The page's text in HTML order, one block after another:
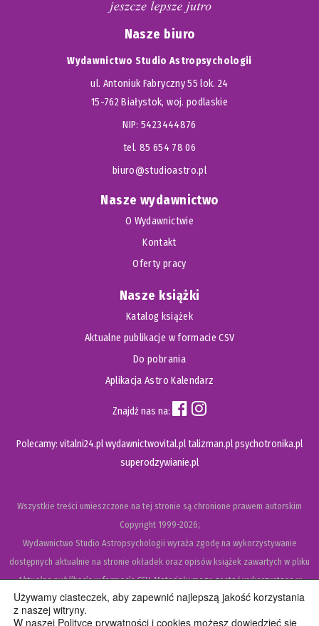
Nasze biuro
Wydawnictwo Studio Astropsychologii
ul. Antoniuk Fabryczny 55 lok. 24
15-762 Białystok, woj. podlaskie
NIP: 5423444876
tel. 85 654 78 06
biuro@studioastro.pl
Nasze wydawnictwo
O Wydawnictwie
Kontakt
Oferty pracy
Nasze książki
Katalog książek
Aktualne publikacje w formacie CSV
Do pobrania
Aplikacja Astro Kalendarz
Znajdź nas na:
Polecamy: vitalni24.plwydawnictwovital.pltalizman.plpsychotronika.pl
superodzywianie.pl
Wszystkie treści umieszczone na tej stronie są chronione prawem autorskim
Copyright1999-2026;
Wydawnictwo Studio Astropsychologii wyraża zgodę na wykorzystywanie
dostępnych aktualnie na stronie okładek oraz opisów książek zawartych w pliku
Aktualne publikacje w formacie CSV. Materiały mogą zostać wykorzystane w
recenzjach książek, katalogach internetowych, bibliotecznych (OPAC) oraz
materiałach promujących legalną dystrybucję książek. Usunięcie materiału z ww.
Używamy ciasteczek, aby zapewnić najlepszą jakość korzystania
z naszej witryny.
W naszej Polityce prywatności i cookies możesz dowiedzieć się